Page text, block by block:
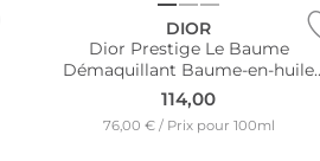
DIOR
Dior Prestige Le Baume
Démaquillant Baume-en-huile
exceptionnel - Visage, yeux, lèvres
150ml
114,00
76,00 € / Prix pour 100ml